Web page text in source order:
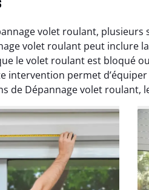
volet roulant,
volet roulant peut inclure
le volet roulant est bloqué
intervention permet
de Dépannage volet roulant,